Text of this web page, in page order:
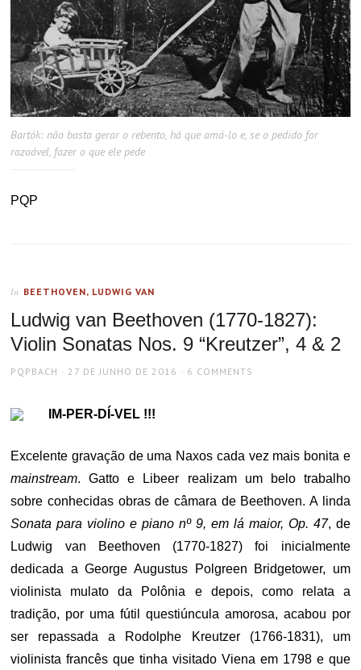
Bartók: não basta gerar o rebento, há que amá-lo e, se o pedido for
razoável, fazer o que ele pede
PQP
In BEETHOVEN, LUDWIG VAN
Ludwig van Beethoven (1770-1827):
Violin Sonatas Nos. 9 “Kreutzer”, 4 & 2
AUTHOR
PQPBACH
POSTED
27 DE JUNHO DE 2016 6 COMMENTS
IM-PER-DÍ-VEL !!!
Excelente gravação de uma Naxos cada vez mais bonita e
mainstream. Gatto e Libeer realizam um belo trabalho
sobre conhecidas obras de câmara de Beethoven. A linda
Sonata para violino e piano nº 9, em lá maior, Op. 47, de
Ludwig van Beethoven (1770-1827) foi inicialmente
dedicada a George Augustus Polgreen Bridgetower, um
violinista mulato da Polônia e depois, como relata a
tradição, por uma fútil questiúncula amorosa, acabou por
ser repassada a Rodolphe Kreutzer (1766-1831), um
violinista francês que tinha visitado Viena em 1798 e que